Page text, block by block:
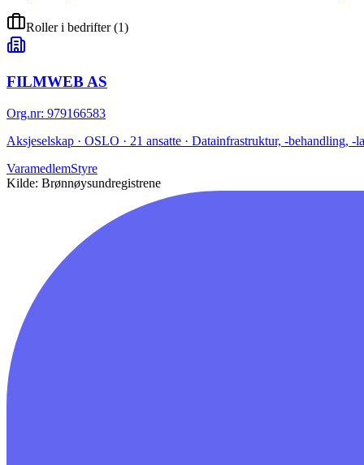
Roller i bedrifter(1)
FILMWEB AS
Org.nr: 979166583
Aksjeselskap · OSLO · 21 ansatte · Datainfrastruktur, -behandling,
VaramedlemStyre
Kilde: Brønnøysundregistrene